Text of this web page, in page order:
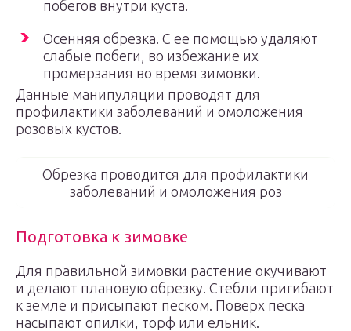
побегов внутри куста.
Осенняя обрезка. С ее помощью удаляют
слабые побеги, во избежание их
промерзания во время зимовки.
Данные манипуляции проводят для
профилактики заболеваний и омоложения
розовых кустов.
Обрезка проводится для профилактики
заболеваний и омоложения роз
Подготовка к зимовке
Для правильной зимовки растение окучивают
и делают плановую обрезку. Стебли пригибают
к земле и присыпают песком. Поверх песка
насыпают опилки, торф или ельник.